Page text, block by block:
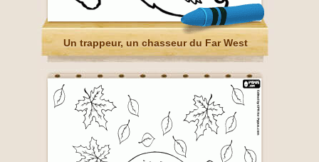
Un trappeur, un chasseur du Far West